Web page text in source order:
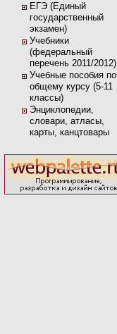
ЕГЭ (Единый
государственный
экзамен)
Учебники
(федеральный
перечень 2011/2012)
Учебные пособия по
общему курсу (5-11
классы)
Энциклопедии,
словари, атласы,
карты, канцтовары